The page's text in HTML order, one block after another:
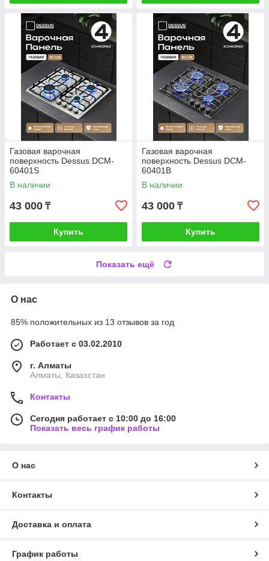
Газовая варочная
поверхность Dessus DCM-
60401S
В наличии
43 000 ₸
Купить
Газовая варочная
поверхность Dessus DCM-
60401B
В наличии
43 000 ₸
Купить
Показать ещё
О нас
85% положительных из 13 отзывов за год
Работает с 03.02.2010
г. Алматы
Алматы, Казахстан
Контакты
Сегодня работает с 10:00 до 16:00
Показать весь график работы
О нас
Контакты
Доставка и оплата
График работы